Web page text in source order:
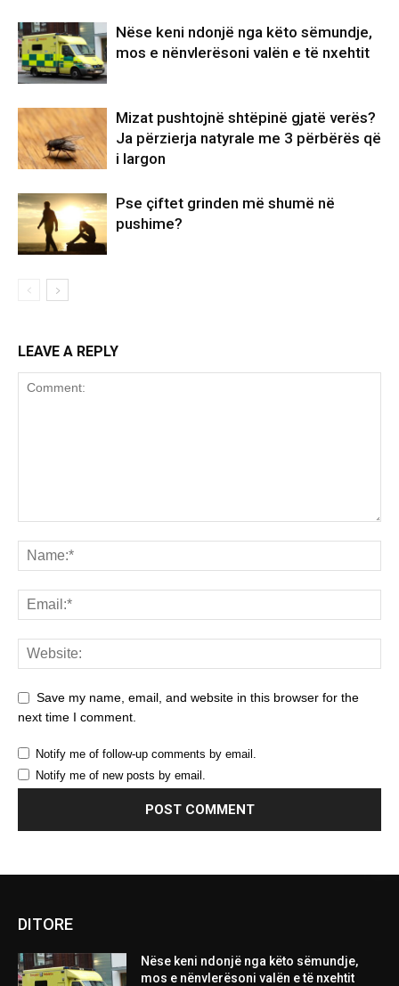
Nëse keni ndonjë nga këto sëmundje,
mos e nënvlerësoni valën e të nxehtit
Mizat pushtojnë shtëpinë gjatë verës?
Ja përzierja natyrale me 3 përbërës që
i largon
Pse çiftet grinden më shumë në
pushime?
LEAVE A REPLY
Save my name, email, and website in this browser for the
next time I comment.
Notify me of follow-up comments by email.
Notify me of new posts by email.
DITORE
Nëse keni ndonjë nga këto sëmundje,
mos e nënvlerësoni valën e të nxehtit